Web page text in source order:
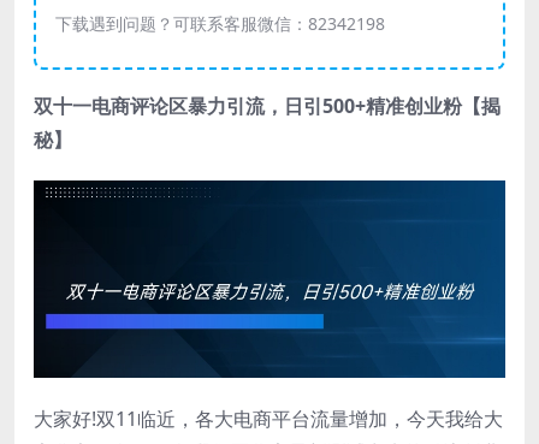
下载遇到问题？可联系客服微信：82342198
双十一电商评论区暴力引流，日引500+精准创业粉【揭
秘】
大家好!双11临近，各大电商平台流量增加，今天我给大